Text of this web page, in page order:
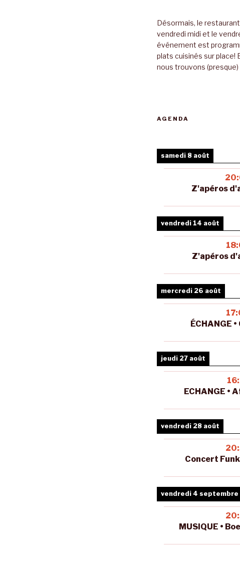
Désormais, le
vendredi midi et le
événement est
plats cuisinés sur place!
nous trouvons
AGENDA
samedi 8 août
Z'apéros
vendredi 14 août
Z'apéros
mercredi 26 août
ÉCHANGE
jeudi 27 août
ECHANGE •
vendredi 28 août
Concert
vendredi 4 septembre
MUSIQUE •